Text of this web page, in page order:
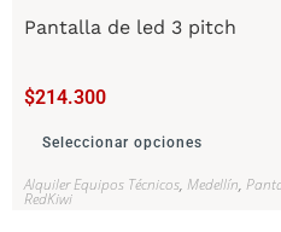
Pantalla de led 3 pitch
$214.300
Seleccionar opciones
Alquiler Equipos Técnicos, Medellín,
RedKiwi